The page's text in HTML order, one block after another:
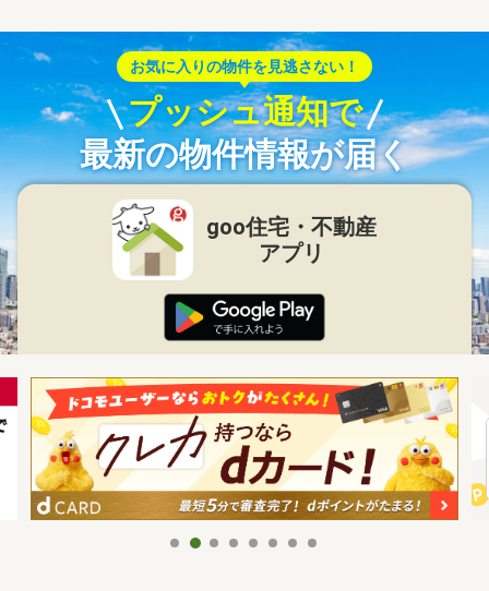
お気に入りの物件を見逃さない！
プッシュ通知で
最新の物件情報が届く
goo住宅・不動産
アプリ